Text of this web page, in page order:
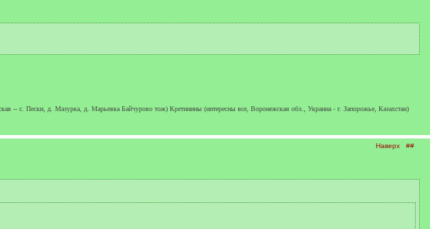
-- с. Пески, д. Мазурка, д. Марьевка Байчурово тож) Кретинины (интересны все, Воронежская обл., Украина - г. Запорожье, Казахстан)
Наверх ##